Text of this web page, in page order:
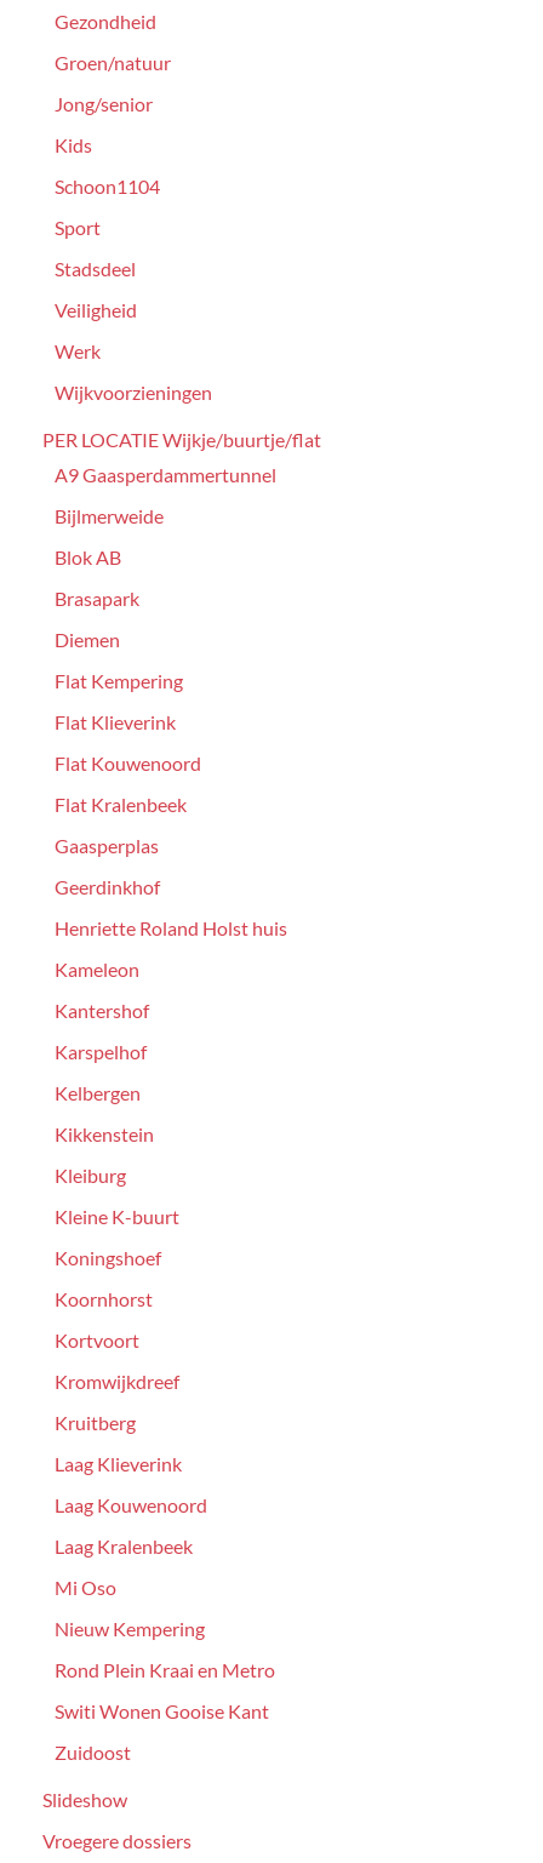
Gezondheid
Groen/natuur
Jong/senior
Kids
Schoon1104
Sport
Stadsdeel
Veiligheid
Werk
Wijkvoorzieningen
PER LOCATIE Wijkje/buurtje/flat
A9 Gaasperdammertunnel
Bijlmerweide
Blok AB
Brasapark
Diemen
Flat Kempering
Flat Klieverink
Flat Kouwenoord
Flat Kralenbeek
Gaasperplas
Geerdinkhof
Henriette Roland Holst huis
Kameleon
Kantershof
Karspelhof
Kelbergen
Kikkenstein
Kleiburg
Kleine K-buurt
Koningshoef
Koornhorst
Kortvoort
Kromwijkdreef
Kruitberg
Laag Klieverink
Laag Kouwenoord
Laag Kralenbeek
Mi Oso
Nieuw Kempering
Rond Plein Kraai en Metro
Switi Wonen Gooise Kant
Zuidoost
Slideshow
Vroegere dossiers